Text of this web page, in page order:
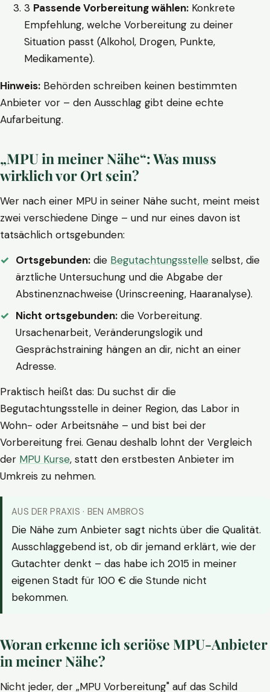
3 Passende Vorbereitung wählen: Konkrete
Empfehlung, welche Vorbereitung zu deiner
Situation passt (Alkohol, Drogen, Punkte,
Medikamente).
Hinweis: Behörden schreiben keinen bestimmten
Anbieter vor – den Ausschlag gibt deine echte
Aufarbeitung.
„MPU in meiner Nähe“: Was muss
wirklich vor Ort sein?
Wer nach einer MPU in seiner Nähe sucht, meint meist
zwei verschiedene Dinge – und nur eines davon ist
tatsächlich ortsgebunden:
Ortsgebunden: die Begutachtungsstelle selbst, die
ärztliche Untersuchung und die Abgabe der
Abstinenznachweise (Urinscreening, Haaranalyse).
Nicht ortsgebunden: die Vorbereitung.
Ursachenarbeit, Veränderungslogik und
Gesprächstraining hängen an dir, nicht an einer
Adresse.
Praktisch heißt das: Du suchst dir die
Begutachtungsstelle in deiner Region, das Labor in
Wohn- oder Arbeitsnähe – und bist bei der
Vorbereitung frei. Genau deshalb lohnt der Vergleich
der MPU Kurse, statt den erstbesten Anbieter im
Umkreis zu nehmen.
AUS DER PRAXIS · BEN AMBROS
Die Nähe zum Anbieter sagt nichts über die Qualität.
Ausschlaggebend ist, ob dir jemand erklärt, wie der
Gutachter denkt – das habe ich 2015 in meiner
eigenen Stadt für 100 € die Stunde nicht
bekommen.
Woran erkenne ich seriöse MPU-Anbieter
in meiner Nähe?
Nicht jeder, der „MPU Vorbereitung" auf das Schild